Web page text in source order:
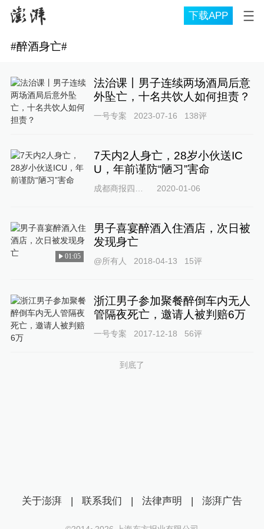
下载APP
#醉酒身亡#
法治课丨男子连续两场酒局后意
外坠亡，十名共饮人如何担责？
一号专案 2023-07-16 138评
7天内2人身亡，28岁小伙送IC
U，年前谨防“陋习”害命
2020-01-06
01:05
男子喜宴醉酒入住酒店，次日被
发现身亡
@所有人 2018-04-13 15评
浙江男子参加聚餐醉倒车内无人
管隔夜死亡，邀请人被判赔6万
一号专案 2017-12-18 56评
到底了
关于澎湃 | 联系我们 | 法律声明 | 澎湃广告